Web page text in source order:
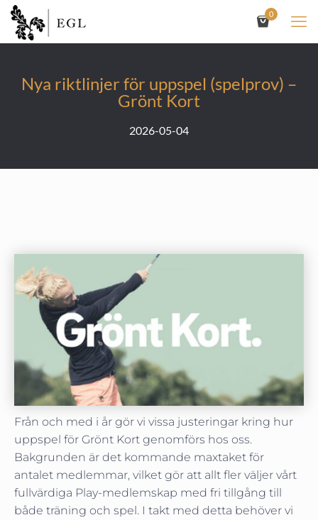
0
Nya riktlinjer för uppspel (spelprov) –
Grönt Kort
2026-05-04
Från och med i år gör vi vissa justeringar kring hur
uppspel för Grönt Kort genomförs hos oss.
Bakgrunden är det kommande maxtaket för
antalet medlemmar, vilket gör att allt fler väljer vårt
fullvärdiga Play-medlemskap med fri tillgång till
både träning och spel. I takt med detta behöver vi